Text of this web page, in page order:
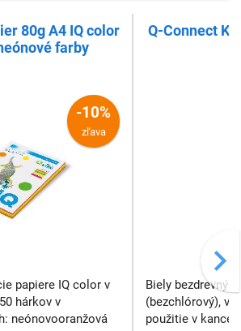
80g A4 IQ color
farby
-10%
zľava
papiere IQ color v
hárkov v
neónovooranžová
Q-Connect
Biely bezdrevný
(bezchlórový),
použitie v